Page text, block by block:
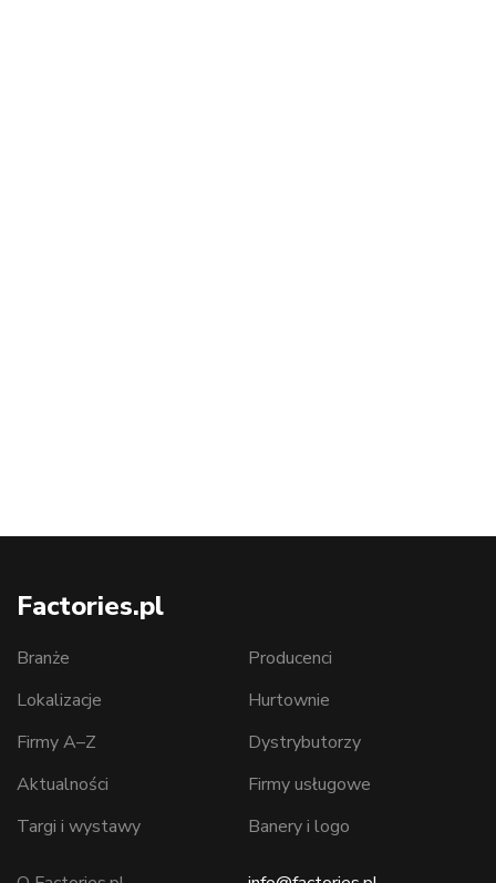
Factories.pl
Branże
Lokalizacje
Firmy A–Z
Aktualności
Targi i wystawy
Producenci
Hurtownie
Dystrybutorzy
Firmy usługowe
Banery i logo